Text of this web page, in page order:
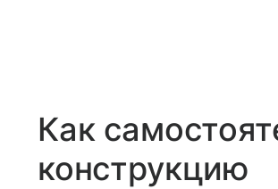
Как
конструкцию